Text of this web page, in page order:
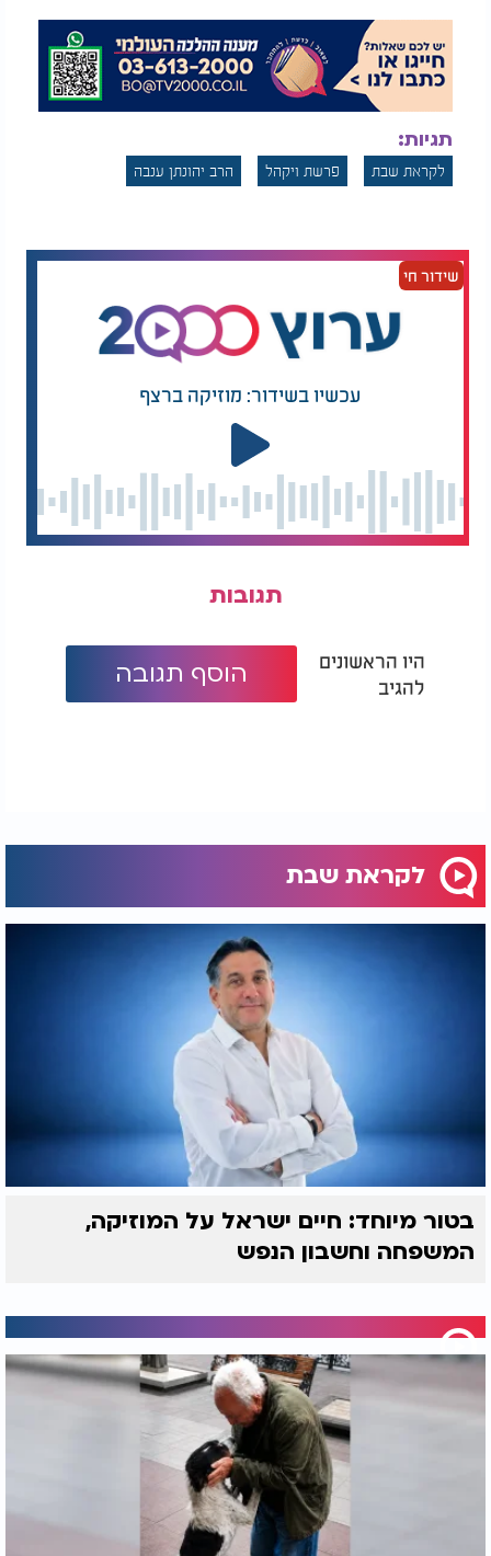
תגיות:
לקראת שבת פרשת ויקהל הרב יהונתן ענבה
שידור חי
עכשיו בשידור: מוזיקה ברצף
תגובות
היו הראשונים
להגיב
הוסף תגובה
לקראת שבת
בטור מיוחד: חיים ישראל על המוזיקה,
המשפחה וחשבון הנפש